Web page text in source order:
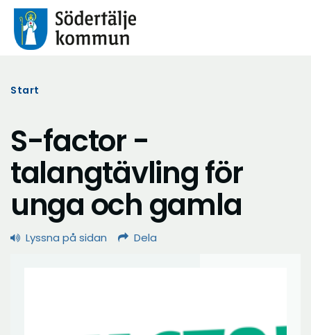
Start
S-factor -
talangtävling för
unga och gamla
Lyssna på sidan Dela